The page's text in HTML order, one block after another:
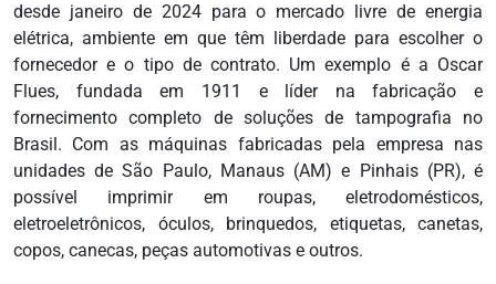
desde janeiro de 2024 para o mercado livre de energia
elétrica, ambiente em que têm liberdade para escolher o
fornecedor e o tipo de contrato. Um exemplo é a Oscar
Flues, fundada em 1911 e líder na fabricação e
fornecimento completo de soluções de tampografia no
Brasil. Com as máquinas fabricadas pela empresa nas
unidades de São Paulo, Manaus (AM) e Pinhais (PR), é
possível imprimir em roupas, eletrodomésticos,
eletroeletrônicos, óculos, brinquedos, etiquetas, canetas,
copos, canecas, peças automotivas e outros.